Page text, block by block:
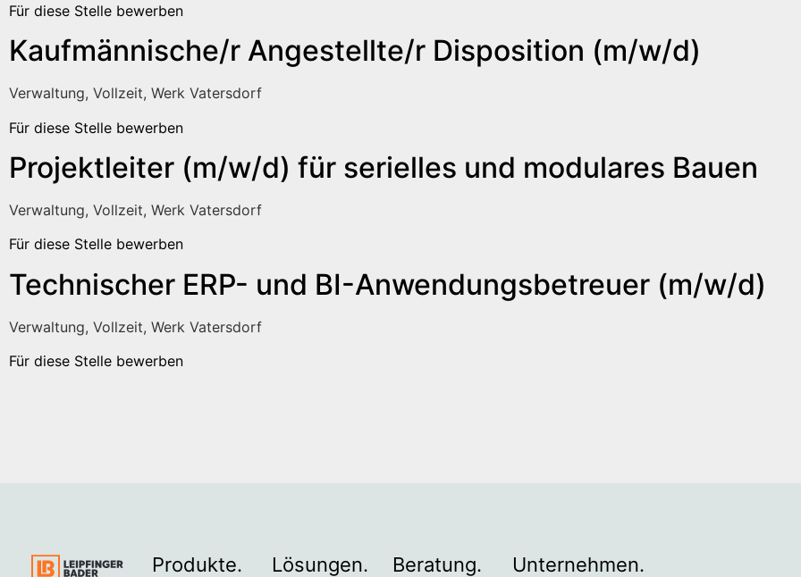
Für diese Stelle bewerben
Kaufmännische/r Angestellte/r Disposition (m/w/d)
Verwaltung, Vollzeit, Werk Vatersdorf
Für diese Stelle bewerben
Projektleiter (m/w/d) für serielles und modulares Bauen
Verwaltung, Vollzeit, Werk Vatersdorf
Für diese Stelle bewerben
Technischer ERP- und BI-Anwendungsbetreuer (m/w/d)
Verwaltung, Vollzeit, Werk Vatersdorf
Für diese Stelle bewerben
Produkte. Lösungen. Beratung. Unternehmen.